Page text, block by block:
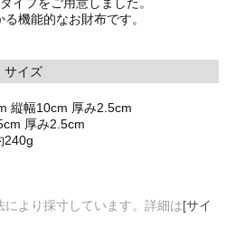
イプをご用意しました。
機能的なお財布です。
サイズ
縦幅10cm 厚み2.5cm
厚み2.5cm
240g
より採寸しています。詳細は[サイ